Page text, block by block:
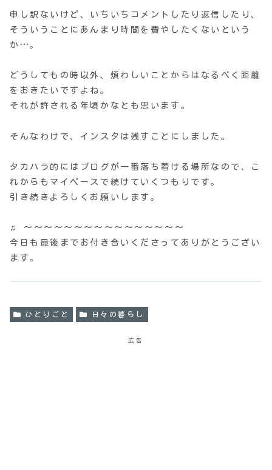
申し訳ないけど、いちいちコメントしたり返信したり、
そういうことにあんまり時間を費やしたくないという
か…。
どうしてもの時以外、煩わしいことからはなるべく距離
をおきたいですよね。
それが許される年頃かなとも思います。
そんなわけで、インスタは残すことにしました。
タカハラ的にはブログが一番落ち着ける場所なので、こ
れからもマイペースで続けていくつもりです。
引き続きよろしくお願いします。
♫ 〜〜〜〜〜〜〜〜〜〜〜〜〜〜〜〜
今日も最後までお付き合いくださってありがとうござい
ます。
ひとりごと 日々の暮らし
広告